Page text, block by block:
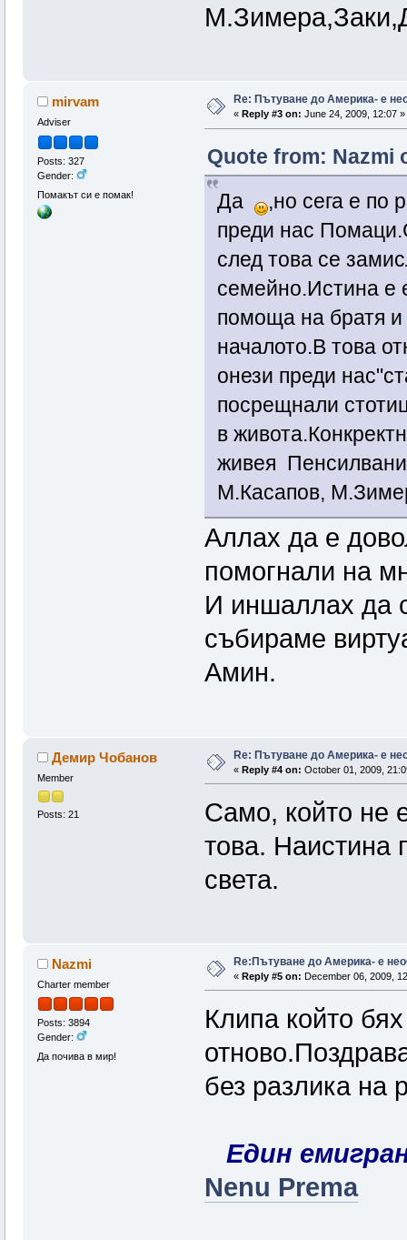
mirvam
Adviser
Posts: 327
Gender:
Помакът си е помак!
Re: Пътуване до Америка- е
« Reply #3 on: June 24, 2009, 12:07 »
Quote from: Nazmi
Да
,но сега е по
преди нас
след това се
семейно.Истина е
помоща на братя и
началото.В това
онези преди
посрещнали
в
живея
М.Касапов,
Аллах да е
помогнали на
И иншаллах да
събираме
Амин.
Демир Чобанов
Member
Posts: 21
Re: Пътуване до Америка- е
« Reply #4 on: October 01, 2009,
Само, който не
това. Наистина
света.
Nazmi
Charter member
Posts: 3894
Gender:
Да почива в мир!
Re:Пътуване до Америка- е
« Reply #5 on: December 06, 2009,
Клипа който
без разлика на
Един
Nenu Prema